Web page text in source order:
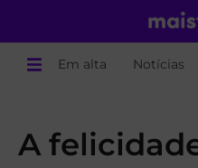
Em alta Notícias
A